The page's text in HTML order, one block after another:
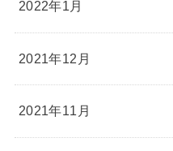
2022年1月
2021年12月
2021年11月